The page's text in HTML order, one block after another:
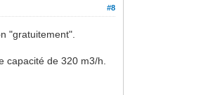
#8
"gratuitement".
capacité de 320 m3/h.